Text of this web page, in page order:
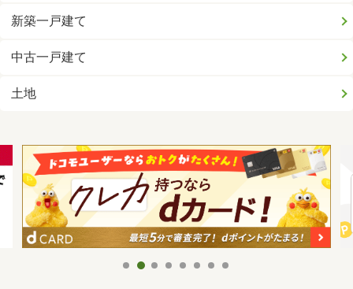
新築一戸建て
中古一戸建て
土地